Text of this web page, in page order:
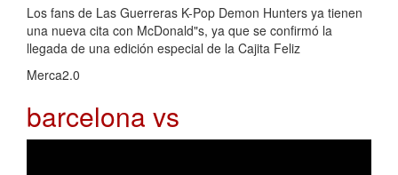
Los fans de Las Guerreras K-Pop Demon Hunters ya tienen
una nueva cita con McDonald"s, ya que se confirmó la
llegada de una edición especial de la Cajita Feliz
Merca2.0
barcelona vs